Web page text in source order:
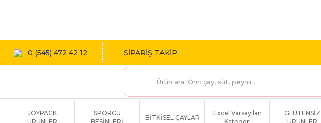
0 (545) 472 42 12 SİPARİŞ TAKİP
JOYPACK
SPORCU
BİTKİSEL ÇAYLAR
Excel Varsayılan
GLUTENSİZ